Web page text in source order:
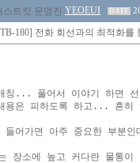
YEOEUI DATE
180] 전화 회선과의 최적화
칭... 풀어서 이야기 하면
용은 피하도록 하고... 흔히
들어가면 아주 중요한 부분
장소에 높고 커다란 물통이